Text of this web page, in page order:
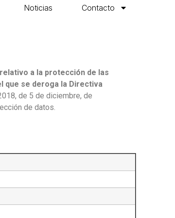
Noticias Contacto
a la protección de las
que se deroga la Directiva
de 5 de diciembre, de
de datos.